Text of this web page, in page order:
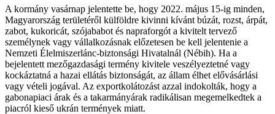
A kormány vasárnap jelentette be, hogy 2022. május 15-ig minden,
Magyarország területéről külföldre kivinni kívánt búzát, rozst, árpát,
zabot, kukoricát, szójababot és napraforgót a kivitelt tervező
személynek vagy vállalkozásnak előzetesen be kell jelentenie a
Nemzeti Élelmiszerlánc-biztonsági Hivatalnál (Nébih). Ha a
bejelentett mezőgazdasági termény kivitele veszélyeztetné vagy
kockáztatná a hazai ellátás biztonságát, az állam élhet elővásárlási
vagy vételi jogával. Az exportkolátozást azzal indokolták, hogy a
gabonapiaci árak és a takarmányárak radikálisan megemelkedtek a
piacról kieső ukrán termények miatt.